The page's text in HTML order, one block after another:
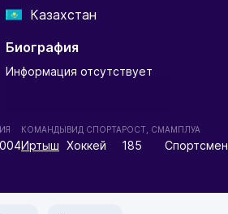
Казахстан
Биография
Информация отсутствует
КОМАНДЫ
Иртыш
ВИД СПОРТА
Хоккей
РОСТ, СМ
185
АМПЛУА
Спортсмен